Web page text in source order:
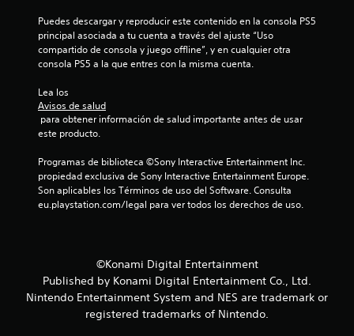
Puedes descargar y reproducir este contenido en la consola PS5
principal asociada a tu cuenta a través del ajuste “Uso
compartido de consola y juego offline”, y en cualquier otra
consola PS5 a la que entres con la misma cuenta.
Lea los
Avisos de salud
este producto.
Programas de biblioteca ©Sony Interactive Entertainment Inc.
propiedad exclusiva de Sony Interactive Entertainment Europe.
Son aplicables los Términos de uso del Software. Consulta
eu.playstation.com/legal para ver todos los derechos de uso.
©Konami Digital Entertainment
Published by Konami Digital Entertainment Co., Ltd.
Nintendo Entertainment System and NES are trademark or
registered trademarks of Nintendo.